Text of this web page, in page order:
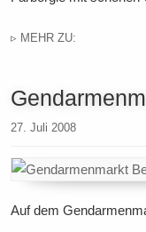
▹ MEHR ZU:
27. Juli 2008
Auf dem